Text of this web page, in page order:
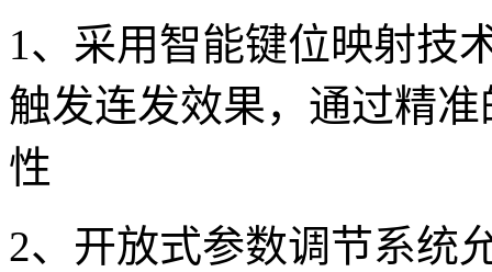
1、采用智能键位映射技
触发连发效果，通过精
性
2、开放式参数调节系统